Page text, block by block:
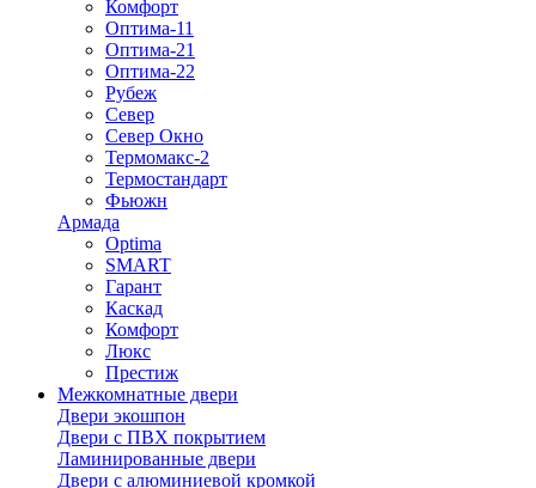
Комфорт
Оптима-11
Оптима-21
Оптима-22
Рубеж
Север
Север Окно
Термомакс-2
Термостандарт
Фьюжн
Армада
Optima
SMART
Гарант
Каскад
Комфорт
Люкс
Престиж
Межкомнатные двери
Двери экошпон
Двери с ПВХ покрытием
Ламинированные двери
Двери с алюминиевой кромкой